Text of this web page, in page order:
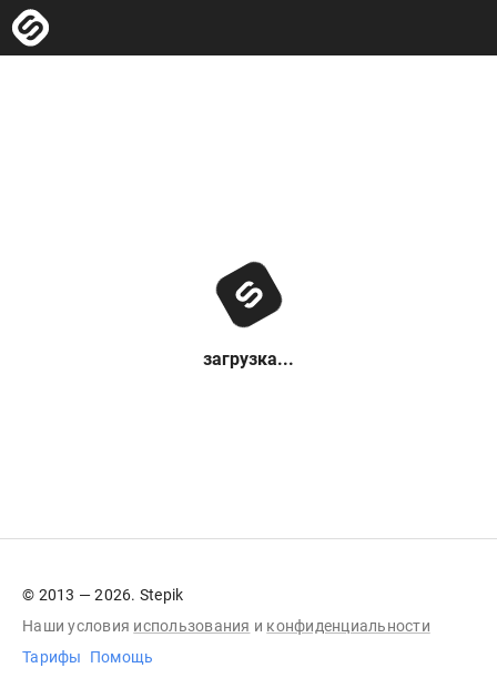
загрузка...
© 2013 — 2026. Stepik
Наши условия использования и конфиденциальности
Тарифы
Помощь